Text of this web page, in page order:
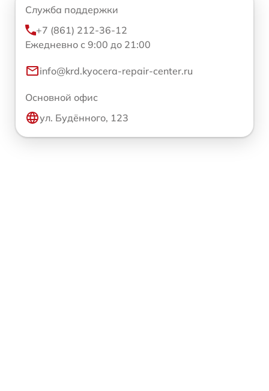
Служба поддержки
+7 (861) 212-36-12
Ежедневно с 9:00 до 21:00
info@krd.kyocera-repair-center.ru
Основной офис
ул. Будённого, 123